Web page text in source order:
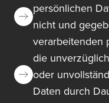
persönlichen
nicht und
verarbeitenden
die
oder
Daten durch